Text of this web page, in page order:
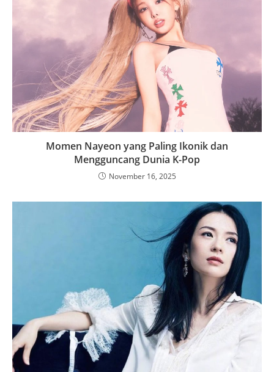
Momen Nayeon yang Paling Ikonik dan
Mengguncang Dunia K-Pop
November 16, 2025